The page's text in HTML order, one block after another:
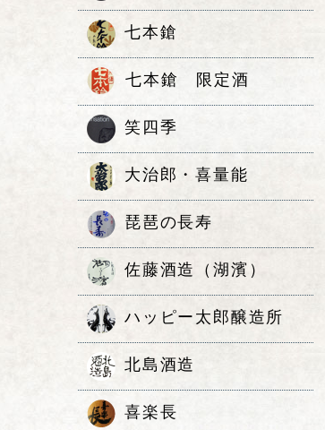
七本鎗
七本鎗 限定酒
笑四季
大治郎・喜量能
琵琶の長寿
佐藤酒造（湖濱）
ハッピー太郎醸造所
北島酒造
喜楽長